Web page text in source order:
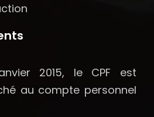
2015, le CPF est
au compte personnel